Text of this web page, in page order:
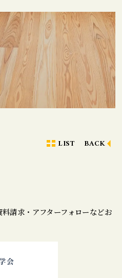
LIST BACK
請求・アフターフォローなどお